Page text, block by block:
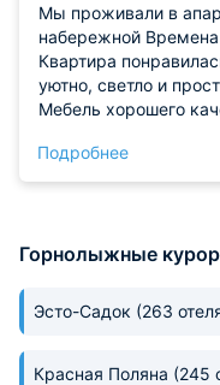
Мы проживали в
набережной Времена
Квартира
уютно, светло и
Мебель хорошего
зацепок и прочих
Санузел
позволяло готовить
красивые. К тому же
проблема добраться
лыжных трасс не так
Подробнее
Горнолыжные
Эсто-Садок (263
Красная Поляна (245